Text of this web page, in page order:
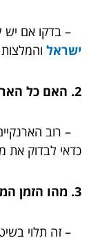
– בדקו אם יש
ישראל
2. האם כל הארנקיים הדיגיטליים מאובטחים?
– רוב
כדאי לבדוק את
3. מהו הזמן הממוצע למשיכת כסף?